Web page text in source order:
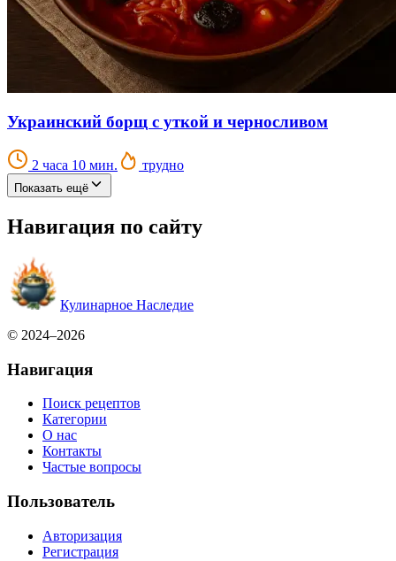
Украинский борщ с уткой и черносливом
2 часа 10 мин. трудно
Показать ещё
Навигация по сайту
Кулинарное Наследие
© 2024–2026
Навигация
Поиск рецептов
Категории
О нас
Контакты
Частые вопросы
Пользователь
Авторизация
Регистрация